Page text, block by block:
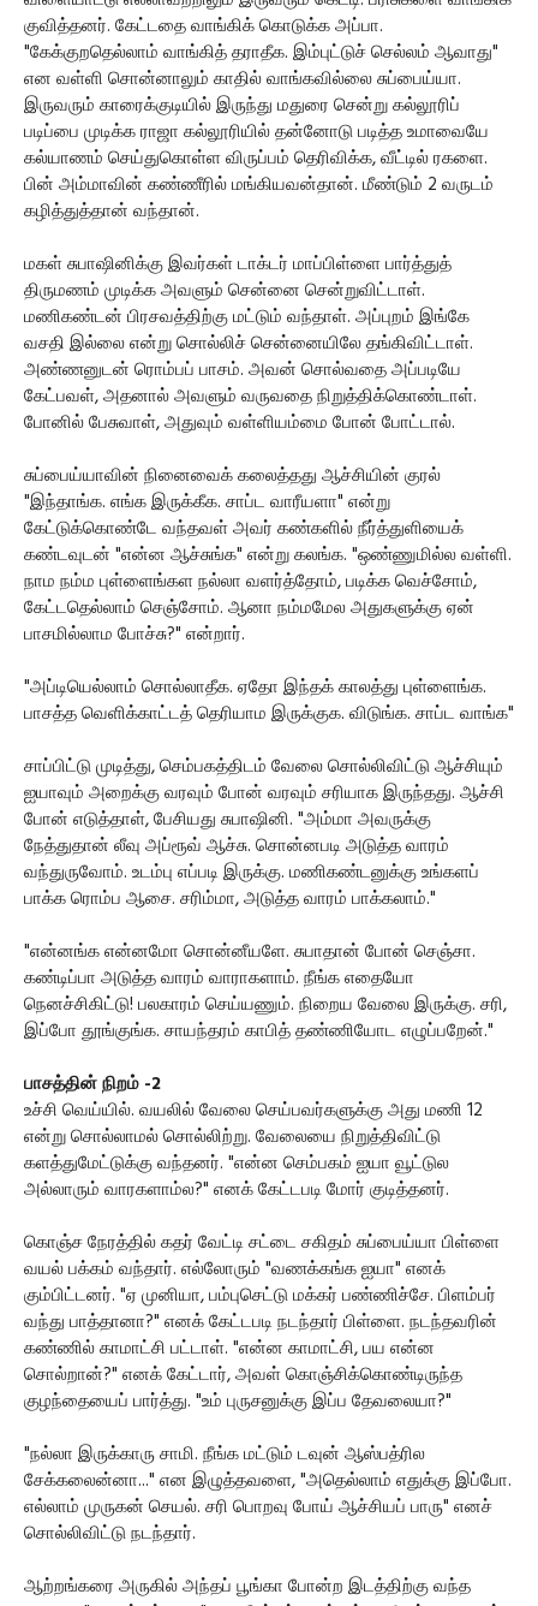
குவித்தனர். கேட்டதை வாங்கிக் கொடுக்க அப்பா.
"கேக்குறதெல்லாம் வாங்கித் தராதீக. இம்புட்டுச் செல்லம் ஆவாது"
என வள்ளி சொன்னாலும் காதில் வாங்கவில்லை சுப்பைய்யா.
இருவரும் காரைக்குடியில் இருந்து மதுரை சென்று கல்லூரிப்
படிப்பை முடிக்க ராஜா கல்லூரியில் தன்னோடு படித்த உமாவையே
கல்யாணம் செய்துகொள்ள விருப்பம் தெரிவிக்க, வீட்டில் ரகளை.
பின் அம்மாவின் கண்ணீரில் மங்கியவன்தான். மீண்டும் 2 வருடம்
கழித்துத்தான் வந்தான்.
மகள் சுபாஷினிக்கு இவர்கள் டாக்டர் மாப்பிள்ளை பார்த்துத்
திருமணம் முடிக்க அவளும் சென்னை சென்றுவிட்டாள்.
மணிகண்டன் பிரசவத்திற்கு மட்டும் வந்தாள். அப்புறம் இங்கே
வசதி இல்லை என்று சொல்லிச் சென்னையிலே தங்கிவிட்டாள்.
அண்ணனுடன் ரொம்பப் பாசம். அவன் சொல்வதை அப்படியே
கேட்பவள், அதனால் அவளும் வருவதை நிறுத்திக்கொண்டாள்.
போனில் பேசுவாள், அதுவும் வள்ளியம்மை போன் போட்டால்.
சுப்பைய்யாவின் நினைவைக் கலைத்தது ஆச்சியின் குரல்
"இந்தாங்க. எங்க இருக்கீக. சாப்ட வாரீயளா" என்று
கேட்டுக்கொண்டே வந்தவள் அவர் கண்களில் நீர்த்துளியைக்
கண்டவுடன் "என்ன ஆச்சுங்க" என்று கலங்க. "ஒண்ணுமில்ல வள்ளி.
நாம நம்ம புள்ளைங்கள நல்லா வளர்த்தோம், படிக்க வெச்சோம்,
கேட்டதெல்லாம் செஞ்சோம். ஆனா நம்மமேல அதுகளுக்கு ஏன்
பாசமில்லாம போச்சு?" என்றார்.
"அப்டியெல்லாம் சொல்லாதீக. ஏதோ இந்தக் காலத்து புள்ளைங்க.
பாசத்த வெளிக்காட்டத் தெரியாம இருக்குக. விடுங்க. சாப்ட வாங்க"
சாப்பிட்டு முடித்து, செம்பகத்திடம் வேலை சொல்லிவிட்டு ஆச்சியும்
ஐயாவும் அறைக்கு வரவும் போன் வரவும் சரியாக இருந்தது. ஆச்சி
போன் எடுத்தாள், பேசியது சுபாஷினி. "அம்மா அவருக்கு
நேத்துதான் லீவு அப்ரூவ் ஆச்சு. சொன்னபடி அடுத்த வாரம்
வந்துருவோம். உடம்பு எப்படி இருக்கு. மணிகண்டனுக்கு உங்களப்
பாக்க ரொம்ப ஆசை. சரிம்மா, அடுத்த வாரம் பாக்கலாம்."
"என்னங்க என்னமோ சொன்னீயளே. சுபாதான் போன் செஞ்சா.
கண்டிப்பா அடுத்த வாரம் வாராகளாம். நீங்க எதையோ
நெனச்சிகிட்டு! பலகாரம் செய்யணும். நிறைய வேலை இருக்கு. சரி,
இப்போ தூங்குங்க. சாயந்தரம் காபித் தண்ணியோட எழுப்பறேன்."
பாசத்தின் நிறம் -2
உச்சி வெய்யில். வயலில் வேலை செய்பவர்களுக்கு அது மணி 12
என்று சொல்லாமல் சொல்லிற்று. வேலையை நிறுத்திவிட்டு
களத்துமேட்டுக்கு வந்தனர். "என்ன செம்பகம் ஐயா வூட்டுல
அல்லாரும் வாரகளாம்ல?" எனக் கேட்டபடி மோர் குடித்தனர்.
கொஞ்ச நேரத்தில் கதர் வேட்டி சட்டை சகிதம் சுப்பைய்யா பிள்ளை
வயல் பக்கம் வந்தார். எல்லோரும் "வணக்கங்க ஐயா" எனக்
கும்பிட்டனர். "ஏ முனியா, பம்புசெட்டு மக்கர் பண்ணிச்சே. பிளம்பர்
வந்து பாத்தானா?" எனக் கேட்டபடி நடந்தார் பிள்ளை. நடந்தவரின்
கண்ணில் காமாட்சி பட்டாள். "என்ன காமாட்சி, பய என்ன
சொல்றான்?" எனக் கேட்டார், அவள் கொஞ்சிக்கொண்டிருந்த
குழந்தையைப் பார்த்து. "உம் புருசனுக்கு இப்ப தேவலையா?"
"நல்லா இருக்காரு சாமி. நீங்க மட்டும் டவுன் ஆஸ்பத்ரில
சேக்கலைன்னா..." என இழுத்தவளை, "அதெல்லாம் எதுக்கு இப்போ.
எல்லாம் முருகன் செயல். சரி பொறவு போய் ஆச்சியப் பாரு" எனச்
சொல்லிவிட்டு நடந்தார்.
ஆற்றங்கரை அருகில் அந்தப் பூங்கா போன்ற இடத்திற்கு வந்த